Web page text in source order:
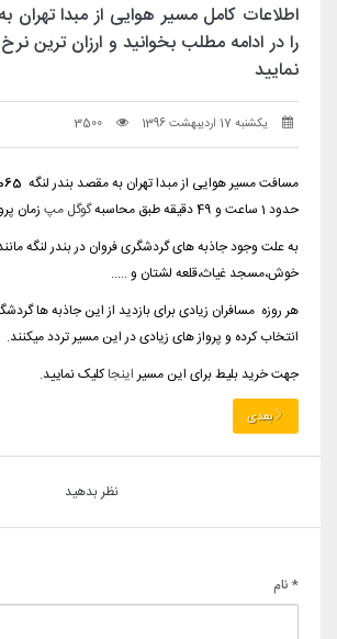
اطلاعات کامل مسیر هوایی از مبدا تهران
را در ادامه مطلب بخوانید و ارزان ترین
نمایید
یکشنبه 17 اردیبهشت 1396 3500
مسافت مسیر هوایی از مبدا تهران به مقصد بندر لنگه
حدود 1 ساعت و 49 دقیقه طبق محاسبه
گوگل مپ زمان
به علت وجود جاذبه های گردشگری فروان در بندر لنگه
خوش،مسجد غیاث،قلعه لشتان و .....
هر روزه مسافران زیادی برای بازدید از این جاذبه ها
انتخاب کرده و پرواز های زیادی در این مسیر تردد میکنند.
جهت خرید بلیط برای این مسیراینجاکلیک نمایید.
بعدی
نظر بدهید
* نام